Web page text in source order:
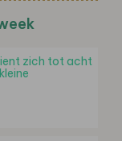
zich tot acht